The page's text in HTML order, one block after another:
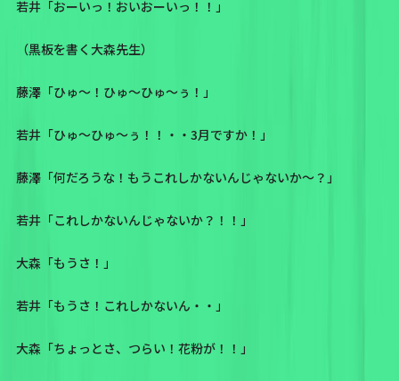
若井「おーいっ！おいおーいっ！！」
（黒板を書く大森先生）
藤澤「ひゅ〜！ひゅ〜ひゅ〜ぅ！」
若井「ひゅ〜ひゅ〜ぅ！！・・3月ですか！」
藤澤「何だろうな！もうこれしかないんじゃないか〜？」
若井「これしかないんじゃないか？！！」
大森「もうさ！」
若井「もうさ！これしかないん・・」
大森「ちょっとさ、つらい！花粉が！！」